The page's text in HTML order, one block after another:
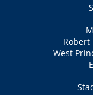
Robert
West